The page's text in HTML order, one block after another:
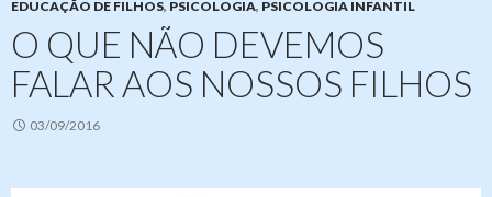
EDUCAÇÃO DE FILHOS, PSICOLOGIA, PSICOLOGIA INFANTIL
O QUE NÃO DEVEMOS
FALAR AOS NOSSOS FILHOS
03/09/2016